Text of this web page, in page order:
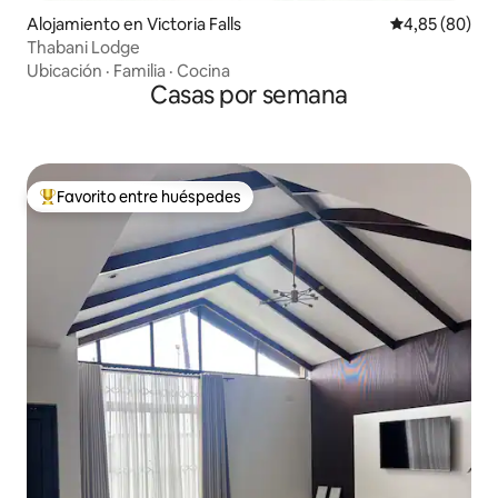
Alojamiento en Victoria Falls Calificación
4,85 (80)
Thabani Lodge
Ubicación · Familia · Cocina
Casas por semana
Favorito entre los huéspedes más destacados
Favorito entre huéspedes